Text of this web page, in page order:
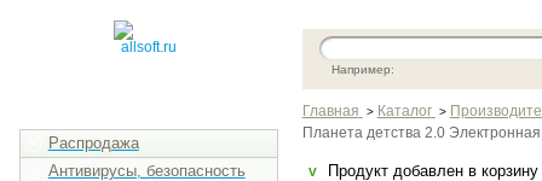
Например:
Главная > Каталог >
Планета детства 2.0
V Продукт добавлен в корзину
Распродажа
Антивирусы, безопасность